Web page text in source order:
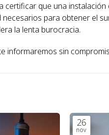
certificar que una
para obtener el
la lenta burocracia.
informaremos sin
26
nov